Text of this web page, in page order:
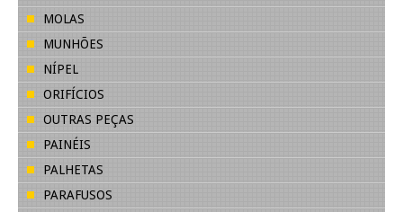
MOLAS
MUNHÕES
NÍPEL
ORIFÍCIOS
OUTRAS PEÇAS
PAINÉIS
PALHETAS
PARAFUSOS